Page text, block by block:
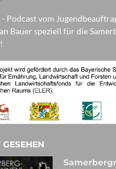
- Podcast vom
Bauer speziell für die
GESEHEN